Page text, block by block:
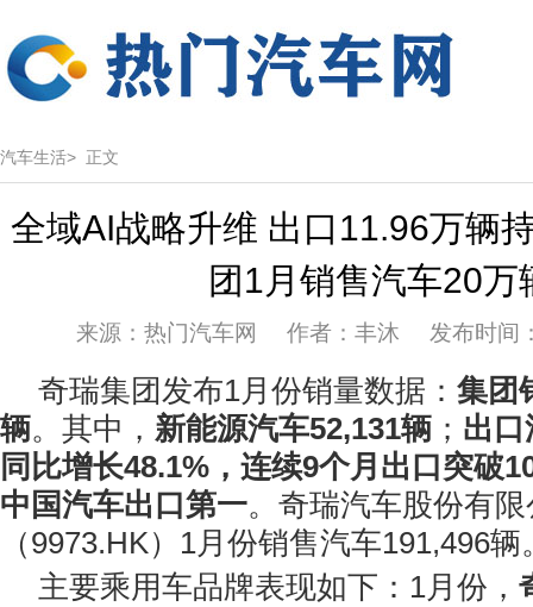
汽车生活> 正文
全域AI战略升维 出口11.96万辆
团1月销售汽车20万
来源：热门汽车网 作者：丰沐 发布时间
奇瑞集团发布1月份销量数据： 集团
辆。其中， 新能源汽车52,131辆 ； 出口
同比增长48.1%， 连续9个月出口突破
中国汽车出口第一。奇瑞汽车股份有
（9973.HK）1月份销售汽车191,496辆
主要乘用车品牌表现如下：1月份，